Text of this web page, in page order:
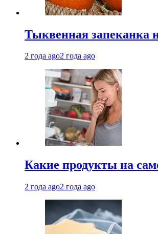
Тыквенная запеканка
2 года ago2 года ago
Какие продукты на
2 года ago2 года ago